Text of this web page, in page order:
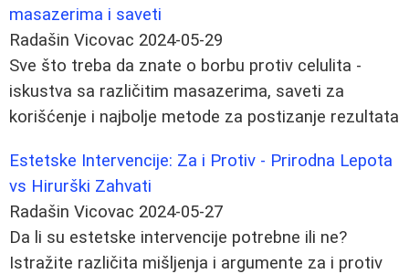
masazerima i saveti
Radašin Vicovac 2024-05-29
Sve što treba da znate o borbu protiv celulita -
iskustva sa različitim masazerima, saveti za
korišćenje i najbolje metode za postizanje rezultata
Estetske Intervencije: Za i Protiv - Prirodna Lepota
vs Hirurški Zahvati
Radašin Vicovac 2024-05-27
Da li su estetske intervencije potrebne ili ne?
Istražite različita mišljenja i argumente za i protiv